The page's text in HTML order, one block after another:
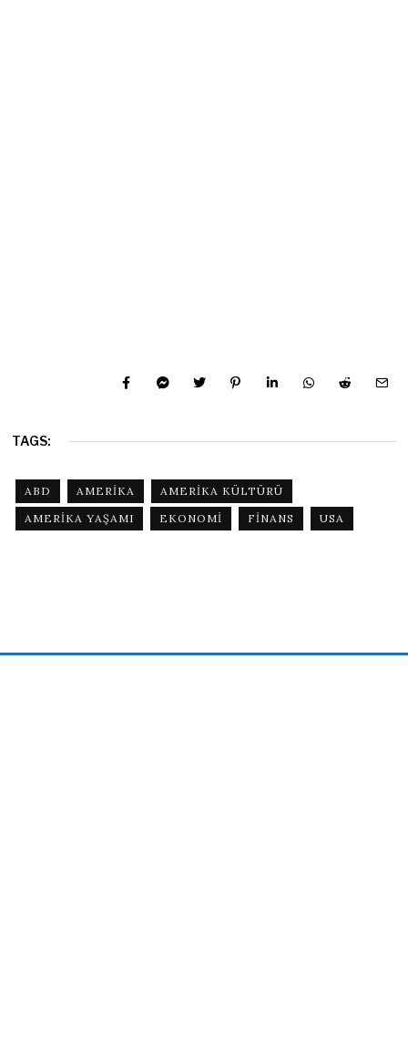
TAGS:
ABD AMERIKA
AMERIKA KÜLTÜRÜ
AMERIKA YAŞAMI
EKONOMI FINANS USA